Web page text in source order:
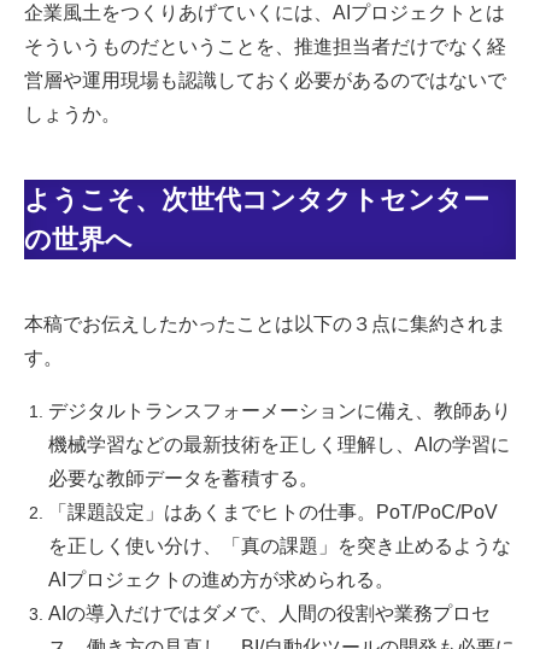
企業風土をつくりあげていくには、AIプロジェクトとは
そういうものだということを、推進担当者だけでなく経
営層や運用現場も認識しておく必要があるのではないで
しょうか。
ようこそ、次世代コンタクトセンター
の世界へ
本稿でお伝えしたかったことは以下の３点に集約されま
す。
デジタルトランスフォーメーションに備え、教師あり
機械学習などの最新技術を正しく理解し、AIの学習に
必要な教師データを蓄積する。
「課題設定」はあくまでヒトの仕事。PoT/PoC/PoV
を正しく使い分け、「真の課題」を突き止めるような
AIプロジェクトの進め方が求められる。
AIの導入だけではダメで、人間の役割や業務プロセ